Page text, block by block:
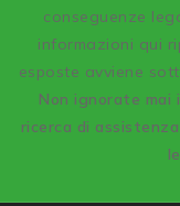
conseguenze
informazioni qui
esposte avviene
Non ignorate mai
ricerca di